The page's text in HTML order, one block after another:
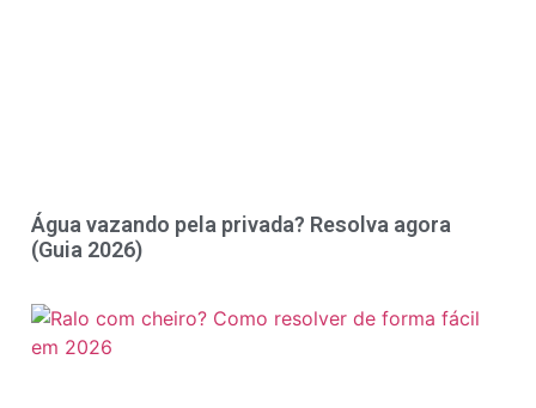
Água vazando pela privada? Resolva agora
(Guia 2026)